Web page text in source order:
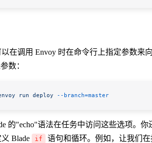
在调用 Envoy 时在命令行上指定参数来
数：
run deploy --branch=master
的"echo"语法在任务中访问这些选项。你
Blade
if
语句和循环。例如，让我们在